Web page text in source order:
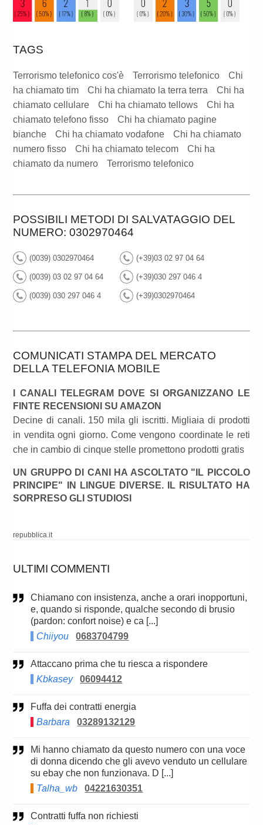
TAGS
Terrorismo telefonico cos'è Terrorismo telefonico
Chi
ha chiamato tim
Chi ha chiamato la terra terra
Chi ha
chiamato cellulare
Chi ha chiamato tellows
Chi ha
chiamato telefono fisso
Chi ha chiamato pagine
bianche
Chi ha chiamato vodafone
Chi ha chiamato
numero fisso
Chi ha chiamato telecom
Chi ha
chiamato da numero
Terrorismo telefonico
POSSIBILI METODI DI SALVATAGGIO DEL
NUMERO: 0302970464
(0039) 0302970464 (+39)03 02 97 04 64
(0039) 03 02 97 04 64 (+39)030 297 046 4
(0039) 030 297 046 4 (+39)0302970464
COMUNICATI STAMPA DEL MERCATO
DELLA TELEFONIA MOBILE
I CANALI TELEGRAM DOVE SI ORGANIZZANO LE
FINTE RECENSIONI SU AMAZON
Decine di canali. 150 mila gli iscritti. Migliaia di prodotti
in vendita ogni giorno. Come vengono coordinate le reti
che in cambio di cinque stelle promettono prodotti gratis
UN GRUPPO DI CANI HA ASCOLTATO "IL PICCOLO
PRINCIPE" IN LINGUE DIVERSE. IL RISULTATO HA
SORPRESO GLI STUDIOSI
repubblica.it
ULTIMI COMMENTI
Chiamano con insistenza, anche a orari inopportuni,
e, quando si risponde, qualche secondo di brusio
(pardon: confort noise) e ca [...]
Chiiyou
0683704799
Attaccano prima che tu riesca a rispondere
Kbkasey
06094412
Fuffa dei contratti energia
Barbara
03289132129
Mi hanno chiamato da questo numero con una voce
di donna dicendo che gli avevo venduto un cellulare
su ebay che non funzionava. D [...]
Talha_wb
04221630351
Contratti fuffa non richiesti